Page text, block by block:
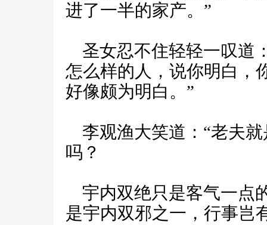
进了一半的家产。”
圣女忍不住轻轻一叹道
怎么样的人，说你明白，
好像颇为明白。”
李观渔大笑道：“老夫
吗？
宇内双绝只是客气一点
是宇内双邪之一，行事岂